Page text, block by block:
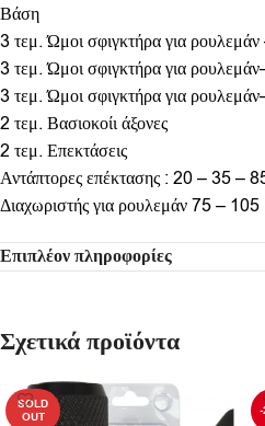
Βάση
3 τεμ. Ώμοι σφιγκτήρα για
3 τεμ. Ώμοι σφιγκτήρα για
3 τεμ. Ώμοι σφιγκτήρα για
2 τεμ. Βασιοκοίι άξονες
2 τεμ. Επεκτάσεις
Αντάπτορες επέκτασης : 20 – 35 –
Διαχωριστής για ρουλεμάν 75 –
Επιπλέον πληροφορίες
Σχετικά προϊόντα
SOLD
OUT